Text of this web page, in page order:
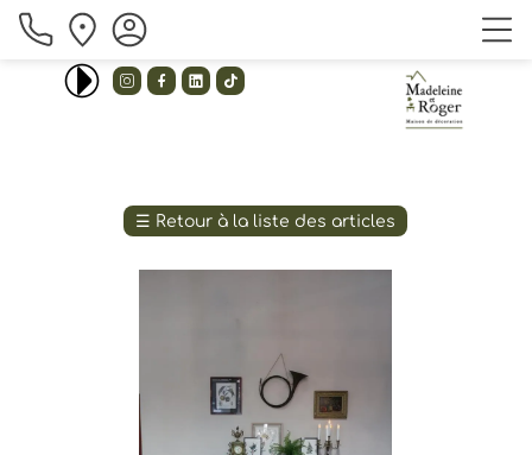
_ unison _  Emilee flood - I love you baby(remix) 
   
☰ Retour à la liste des articles